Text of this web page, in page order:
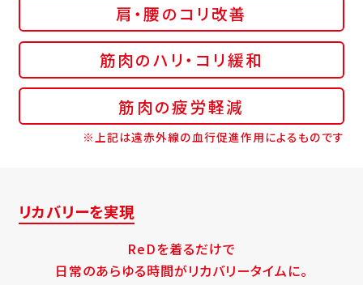
肩・腰のコリ改善
筋肉のハリ・コリ緩和
筋肉の疲労軽減
※上記は遠赤外線の血行促進作用によるものです
リカバリーを実現
ReDを着るだけで
日常のあらゆる時間がリカバリータイムに。